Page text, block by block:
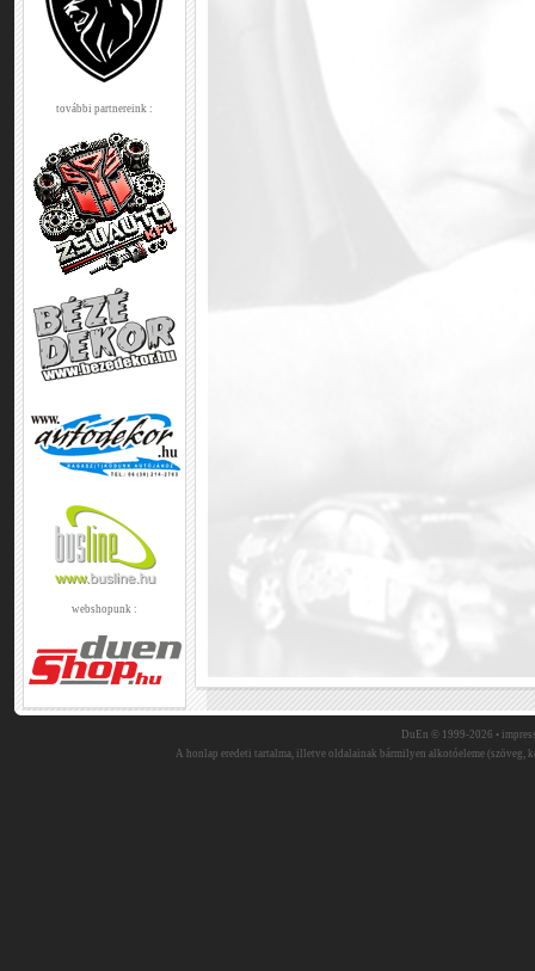
további partnereink :
webshopunk :
DuEn © 1999-2026 •
A honlap eredeti tartalma, illetve oldalainak bármilyen alkotóeleme (szöveg,